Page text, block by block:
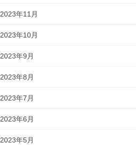
2023年11月
2023年10月
2023年9月
2023年8月
2023年7月
2023年6月
2023年5月